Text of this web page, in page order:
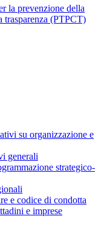
la prevenzione della
trasparenza (PTPCT)
su organizzazione e
generali
strategico-
e codice di condotta
e imprese